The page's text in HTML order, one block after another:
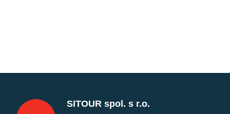
SITOUR spol. s r.o.